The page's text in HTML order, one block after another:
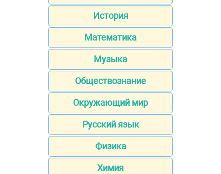
История
Математика
Музыка
Обществознание
Окружающий мир
Русский язык
Физика
Химия